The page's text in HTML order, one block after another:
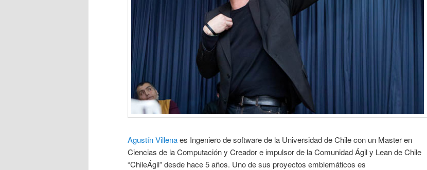
Agustín Villenaes Ingeniero de software de la Universidad de Chile con un Master en
Ciencias de la Computación y Creador e impulsor de la Comunidad Ágil y Lean de Chile
“ChileÁgil” desde hace 5 años. Uno de sus proyectos emblemáticos es